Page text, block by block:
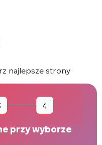
najlepsze strony
4
przy wyborze